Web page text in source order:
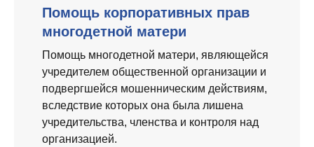
Помощь корпоративных прав
многодетной матери
Помощь многодетной матери, являющейся
учредителем общественной организации и
подвергшейся мошенническим действиям,
вследствие которых она была лишена
учредительства, членства и контроля над
организацией.